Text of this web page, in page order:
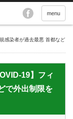
menu
感染者が過去最悪 首都など
19】フィ
で外出制限を